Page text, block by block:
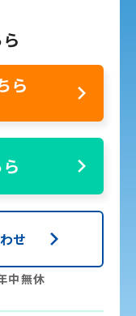
ら
せ
中無休